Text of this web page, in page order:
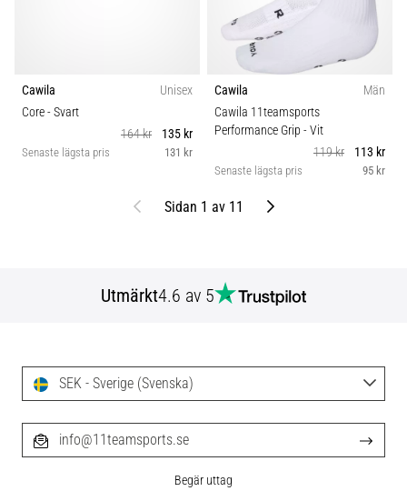
Cawila
Unisex
Core- Svart
164 kr
135 kr
Senaste lägsta pris 131 kr
Cawila
Män
Cawila 11teamsports
Performance Grip - Vit
119 kr
113 kr
Senaste lägsta pris 95 kr
Föregående
Sidan 1 av 11 Nästa
Utmärkt4.6 av 5
SEK - Sverige (Svenska)
info@11teamsports.se
Begär uttag